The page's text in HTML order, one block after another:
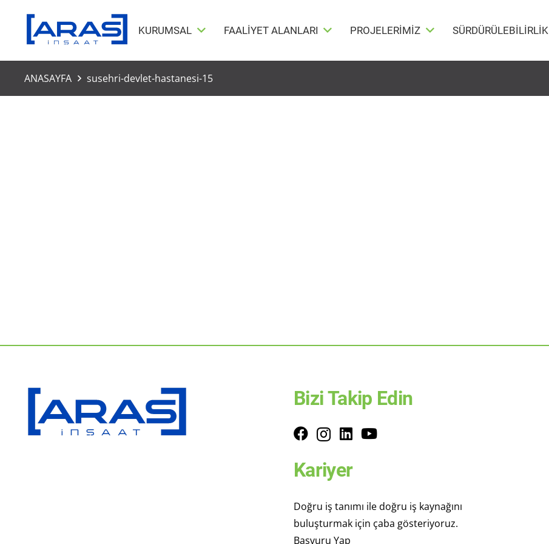
KURUMSAL FAALİYET ALANLARI PROJELERİMİZ SÜRDÜRÜLEBİLİRLİK
ANASAYFA susehri-devlet-hastanesi-15
Bizi Takip Edin
Kariyer
Doğru iş tanımı ile doğru iş kaynağını
buluşturmak için çaba gösteriyoruz.
Başvuru Yap